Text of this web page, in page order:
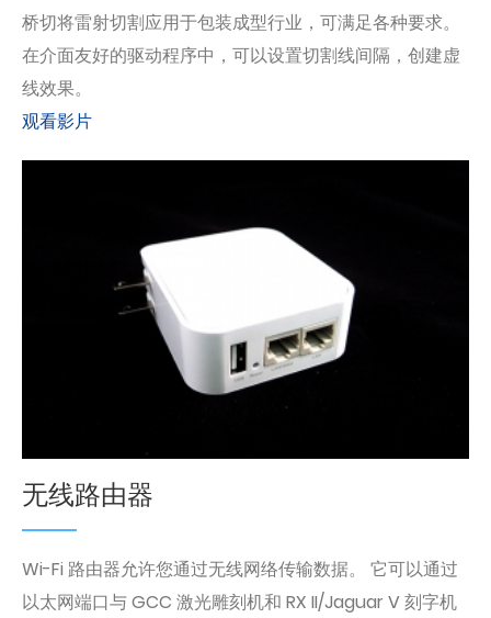
桥切将雷射切割应用于包装成型行业，可满足各种要求。
在介面友好的驱动程序中，可以设置切割线间隔，创建虚
线效果。
观看影片
无线路由器
Wi-Fi 路由器允许您通过无线网络传输数据。 它可以通过
以太网端口与 GCC 激光雕刻机和 RX II/Jaguar V 刻字机